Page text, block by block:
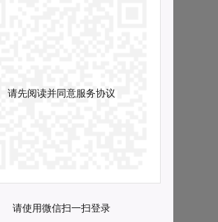
请先阅读并同意服务协议
请使用微信扫一扫登录